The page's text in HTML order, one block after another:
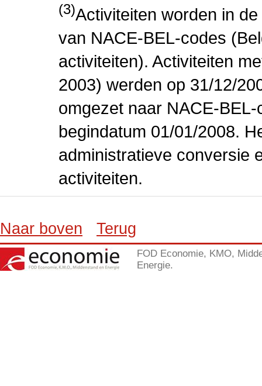
(3)Activiteiten worden in
van NACE-BEL-codes
activiteiten). Activiteiten
2003) werden op 31/12/
omgezet naar NACE-
begindatum 01/01/2008.
administratieve conversie
activiteiten.
Naar boven Terug
FOD Economie, KMO,
Energie.